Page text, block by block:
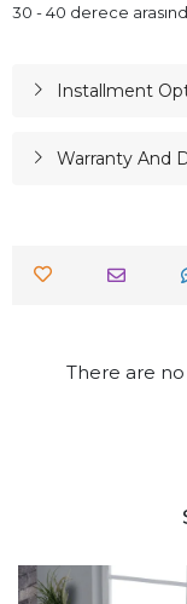
30 - 40 derece
Installment
Warranty And
There are